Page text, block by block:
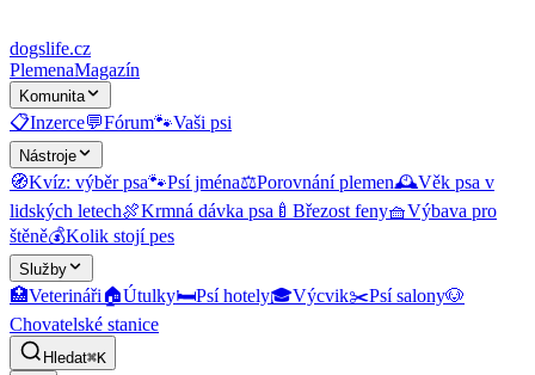
dogslife.cz
PlemenaMagazín
Komunita
📋Inzerce💬Fórum🐾Vaši psi
Nástroje
🧭Kvíz: výběr psa🐾Psí jména⚖️Porovnání plemen🕰️Věk psa v
lidských letech🍖Krmná dávka psa 🍼 Březost feny🧺Výbava pro
štěně💰Kolik stojí pes
Služby
🏥Veterináři🏠Útulky🛏️Psí hotely🎓Výcvik✂️Psí salony🐶
Chovatelské stanice
Hledat⌘K